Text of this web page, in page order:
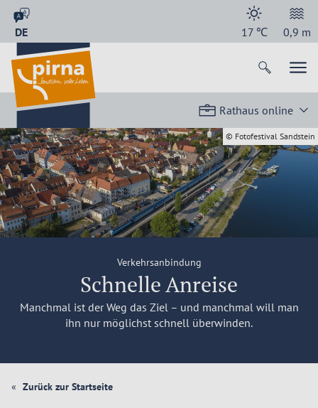
DE 17℃ 0,9 m
Rathaus online
Verkehrsanbindung
Schnelle Anreise
Manchmal ist der Weg das Ziel – und manchmal will man
ihn nur möglichst schnell überwinden.
© Fotofestival Sandstein
Zurück zur Startseite